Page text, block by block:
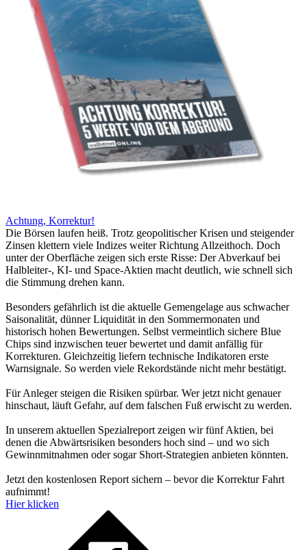
Achtung, Korrektur!
Die Börsen laufen heiß. Trotz geopolitischer Krisen und steigender
Zinsen klettern viele Indizes weiter Richtung Allzeithoch. Doch
unter der Oberfläche zeigen sich erste Risse: Der Abverkauf bei
Halbleiter-, KI- und Space-Aktien macht deutlich, wie schnell sich
die Stimmung drehen kann.
Besonders gefährlich ist die aktuelle Gemengelage aus schwacher
Saisonalität, dünner Liquidität in den Sommermonaten und
historisch hohen Bewertungen. Selbst vermeintlich sichere Blue
Chips sind inzwischen teuer bewertet und damit anfällig für
Korrekturen. Gleichzeitig liefern technische Indikatoren erste
Warnsignale. So werden viele Rekordstände nicht mehr bestätigt.
Für Anleger steigen die Risiken spürbar. Wer jetzt nicht genauer
hinschaut, läuft Gefahr, auf dem falschen Fuß erwischt zu werden.
In unserem aktuellen Spezialreport zeigen wir fünf Aktien, bei
denen die Abwärtsrisiken besonders hoch sind – und wo sich
Gewinnmitnahmen oder sogar Short-Strategien anbieten könnten.
Jetzt den kostenlosen Report sichern – bevor die Korrektur Fahrt
aufnimmt!
Hier klicken